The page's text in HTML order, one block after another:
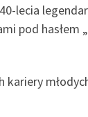
lecia
pod hasłem